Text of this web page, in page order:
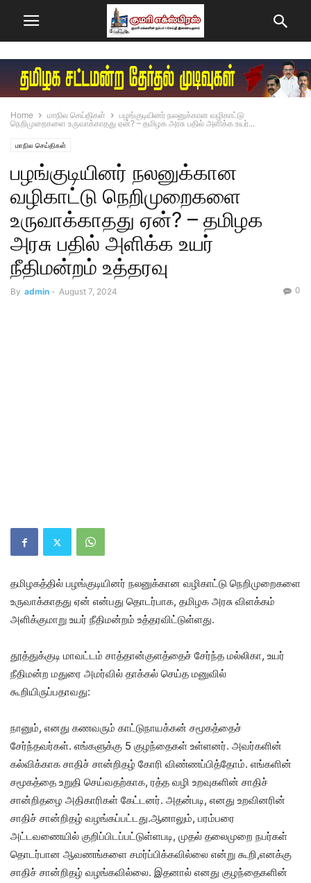
Home மாநில செய்திகள்
பழங்குடியினர் நலனுக்கான வழிகாட்டு
நெறிமுறைகளை உருவாக்காதது ஏன்? – தமிழக அரசு பதில் அளிக்க உயர்...
மாநில செய்திகள்
பழங்குடியினர் நலனுக்கான
வழிகாட்டு நெறிமுறைகளை
உருவாக்காதது ஏன்? – தமிழக
அரசு பதில் அளிக்க உயர்
நீதிமன்றம் உத்தரவு
By admin - August 7, 2024 0
தமிழகத்தில் பழங்குடியினர் நலனுக்கான வழிகாட்டு நெறிமுறைகளை
உருவாக்காதது ஏன் என்பது தொடர்பாக, தமிழக அரசு விளக்கம்
அளிக்குமாறு உயர் நீதிமன்றம் உத்தரவிட்டுள்ளது.
தூத்துக்குடி மாவட்டம் சாத்தான்குளத்தைச் சேர்ந்த மல்லிகா, உயர்
நீதிமன்ற மதுரை அமர்வில் தாக்கல் செய்த மனுவில்
கூறியிருப்பதாவது:
நானும், எனது கணவரும் காட்டுநாயக்கன் சமூகத்தைச்
சேர்ந்தவர்கள். எங்களுக்கு 5 குழந்தைகள் உள்ளனர். அவர்களின்
கல்விக்காக சாதிச் சான்றிதழ் கோரி விண்ணப்பித்தோம். எங்களின்
சமூகத்தை உறுதி செய்வதற்காக, ரத்த வழி உறவுகளின் சாதிச்
சான்றிதழை அதிகாரிகள் கேட்டனர். அதன்படி, எனது உறவினரின்
சாதிச் சான்றிதழ் வழங்கப்பட்டது.ஆனாலும், பரம்பரை
அட்டவணையில் குறிப்பிடப்பட்டுள்ளபடி, முதல் தலைமுறை நபர்கள்
தொடர்பான ஆவணங்களை சமர்ப்பிக்கவில்லை என்று கூறி,எனக்கு
சாதிச் சான்றிதழ் வழங்கவில்லை. இதனால் எனது குழந்தைகளின்